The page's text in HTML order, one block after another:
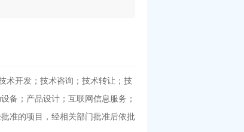
术开发；技术咨询；技术转让；技
备；产品设计；互联网信息服务；
准的项目，经相关部门批准后依批